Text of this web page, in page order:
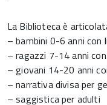
La Biblioteca è
– bambini 0-6 anni con
– ragazzi 7-14 anni
– giovani 14-20 anni
– narrativa divisa per
– saggistica per adulti